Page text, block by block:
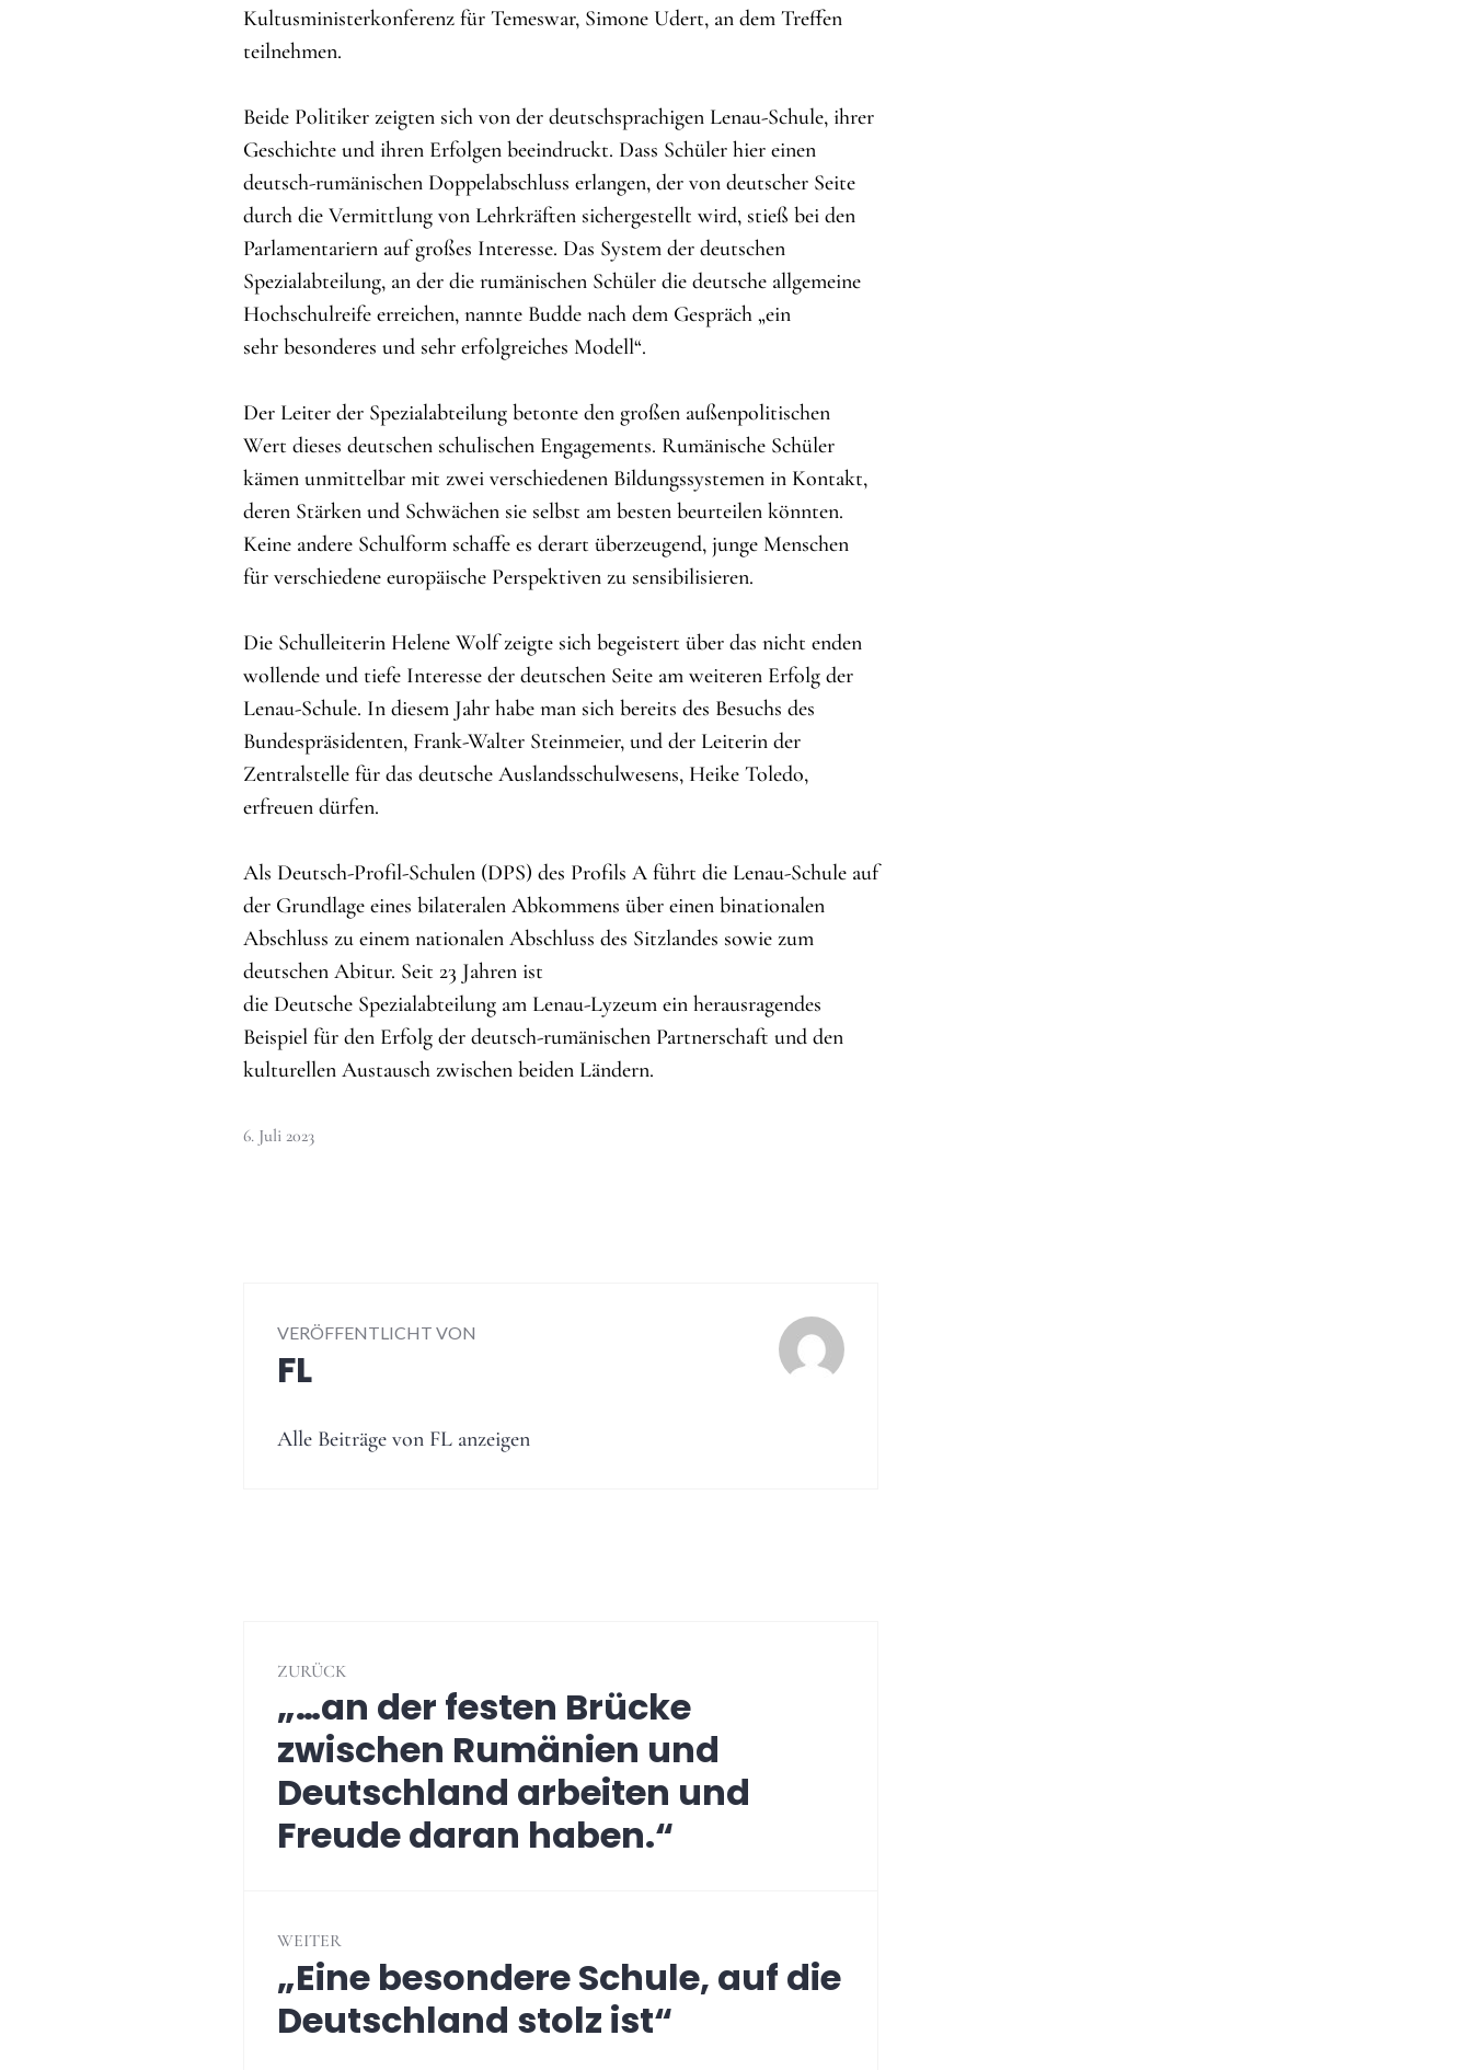
Kultusministerkonferenz für Temeswar, Simone Udert, an dem Treffen
teilnehmen.
Beide Politiker zeigten sich von der deutschsprachigen Lenau-Schule, ihrer
Geschichte und ihren Erfolgen beeindruckt. Dass Schüler hier einen
deutsch-rumänischen Doppelabschluss erlangen, der von deutscher Seite
durch die Vermittlung von Lehrkräften sichergestellt wird, stieß bei den
Parlamentariern auf großes Interesse. Das System der deutschen
Spezialabteilung, an der die rumänischen Schüler die deutsche allgemeine
Hochschulreife erreichen, nannte Budde nach dem Gespräch „ein
sehr besonderes und sehr erfolgreiches Modell“.
Der Leiter der Spezialabteilung betonte den großen außenpolitischen
Wert dieses deutschen schulischen Engagements. Rumänische Schüler
kämen unmittelbar mit zwei verschiedenen Bildungssystemen in Kontakt,
deren Stärken und Schwächen sie selbst am besten beurteilen könnten.
Keine andere Schulform schaffe es derart überzeugend, junge Menschen
für verschiedene europäische Perspektiven zu sensibilisieren.
Die Schulleiterin Helene Wolf zeigte sich begeistert über das nicht enden
wollende und tiefe Interesse der deutschen Seite am weiteren Erfolg der
Lenau-Schule. In diesem Jahr habe man sich bereits des Besuchs des
Bundespräsidenten, Frank-Walter Steinmeier, und der Leiterin der
Zentralstelle für das deutsche Auslandsschulwesens, Heike Toledo,
erfreuen dürfen.
Als Deutsch-Profil-Schulen (DPS) des Profils A führt die Lenau-Schule auf
der Grundlage eines bilateralen Abkommens über einen binationalen
Abschluss zu einem nationalen Abschluss des Sitzlandes sowie zum
deutschen Abitur. Seit 23 Jahren ist
die Deutsche Spezialabteilung am Lenau-Lyzeum ein herausragendes
Beispiel für den Erfolg der deutsch-rumänischen Partnerschaft und den
kulturellen Austausch zwischen beiden Ländern.
6. Juli 2023
VERÖFFENTLICHT VON
FL
Alle Beiträge von FL anzeigen
ZURÜCK
Vorheriger
Beitrag:
„…an der festen Brücke
zwischen Rumänien und
Deutschland arbeiten und
Freude daran haben.“
WEITER
Nächster
Beitrag:
„Eine besondere Schule, auf die
Deutschland stolz ist“